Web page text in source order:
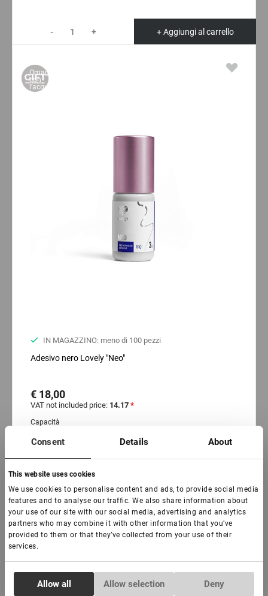
Consent Details About
This website uses cookies
We use cookies to personalise content and ads, to provide social media
features and to analyse our traffic. We also share information about
your use of our site with our social media, advertising and analytics
partners who may combine it with other information that you’ve
provided to them or that they’ve collected from your use of their
services.
Necessary
Allow all Allow selection Deny
- + + Aggiungi al carrello
Omaggio
con
l'acquisto
IN MAGAZZINO: meno di 100 pezzi
Adesivo nero Lovely "Neo"
€ 18,00
VAT not included price: 14.17 *
Capacità
3 ml
- + + Aggiungi al carrello